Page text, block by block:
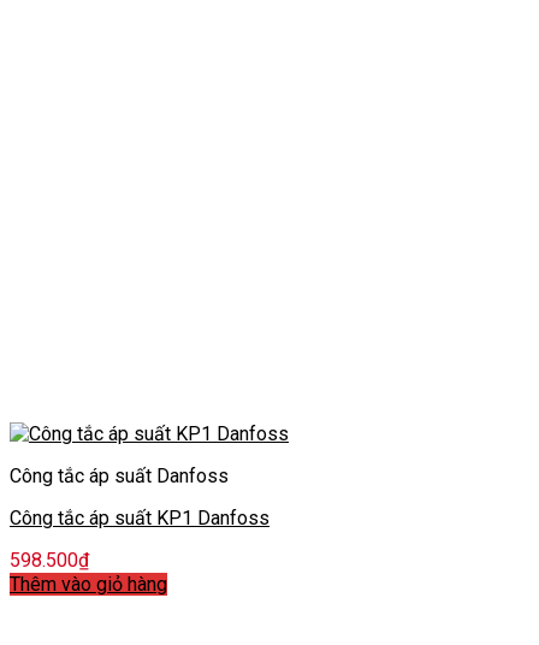
Công tắc áp suất Danfoss
Công tắc áp suất KP1 Danfoss
598.500₫
Thêm vào giỏ hàng